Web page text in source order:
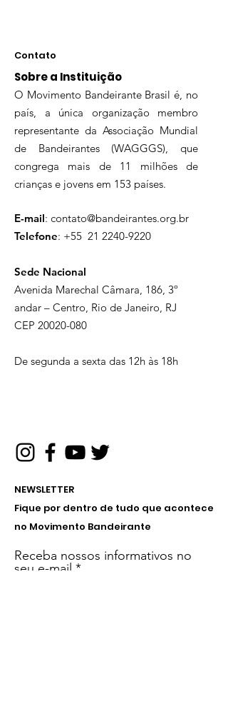
Contato
Sobre a Instituição
O Movimento Bandeirante Brasil é, no
país, a única organização membro
representante da Associação Mundial
de Bandeirantes (WAGGGS), que
congrega mais de 11 milhões de
crianças e jovens em 153 países.
E-mail: contato@bandeirantes.org.br
Telefone: +55 21 2240-9220
Sede Nacional
Avenida Marechal Câmara, 186, 3º
andar – Centro, Rio de Janeiro, RJ
CEP 20020-080
De segunda a sexta das 12h às 18h
NEWSLETTER
Fique por dentro de tudo que acontece
no Movimento Bandeirante
Receba nossos informativos no
seu e-mail